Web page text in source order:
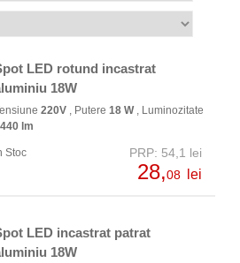
LED rotund incastrat
18W
220V , Putere 18 W, Luminozitate
lm
Stoc PRP: 54,1 lei
28,08 lei
LED incastrat patrat
18W